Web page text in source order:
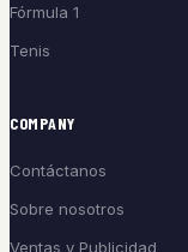
Fórmula 1
Tenis
COMPANY
Contáctanos
Sobre nosotros
Ventas y Publicidad